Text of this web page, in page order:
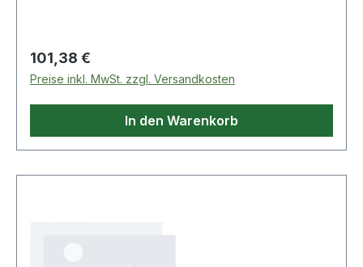
Regulärer Preis:
101,38 €
Preise inkl. MwSt. zzgl. Versandkosten
In den Warenkorb